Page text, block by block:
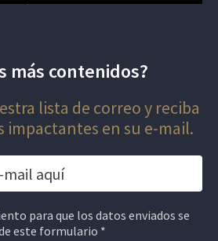
más contenidos?
lista de correo y reciba
impactantes en su e-mail.
para que los datos enviados se
este formulario *